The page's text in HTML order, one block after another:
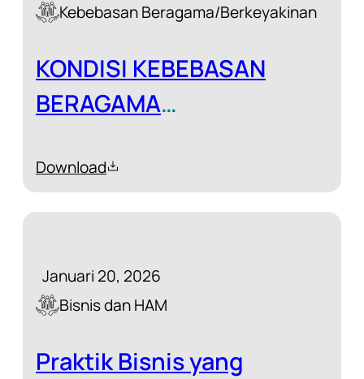
Kebebasan Beragama/Berkeyakinan
KONDISI KEBEBASAN
BERAGAMA
2025
Download
Januari 20, 2026
Bisnis dan HAM
Praktik Bisnis yang